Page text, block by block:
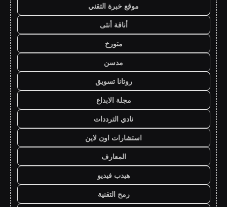
موقع خبرة التقني
أناقة أنثى
متورخ
مدسن
روتانا تسويق
مجلة الابداع
نادي الترددات
استشارات اون لاين
المعارف
هيدب فيديو
رمح التقنية